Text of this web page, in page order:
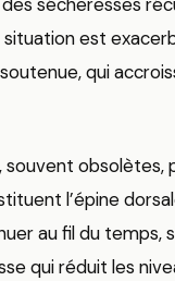
est
qui
l’épine
au fil du temps,
qui réduit les